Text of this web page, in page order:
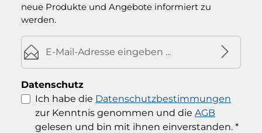
neue Produkte und Angebote informiert zu
werden.
E-Mail-Adresse*
Datenschutz
Ich habe die Datenschutzbestimmungen
zur Kenntnis genommen und die AGB
gelesen und bin mit ihnen einverstanden. *